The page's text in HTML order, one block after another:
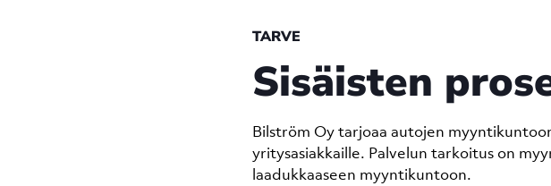
TARVE
Sisäisten
Bilström Oy tarjoaa autojen
yritysasiakkaille. Palvelun tarkoitus on
laadukkaaseen myyntikuntoon.